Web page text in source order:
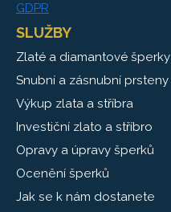
GDPR
SLUŽBY
Zlaté a diamantové šperky
Snubní a zásnubní prsteny
Výkup zlata a stříbra
Investiční zlato a stříbro
Opravy a úpravy šperků
Ocenění šperků
Jak se k nám dostanete